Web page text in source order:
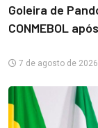
Goleira de
CONMEBOL
7 de agosto de 2026